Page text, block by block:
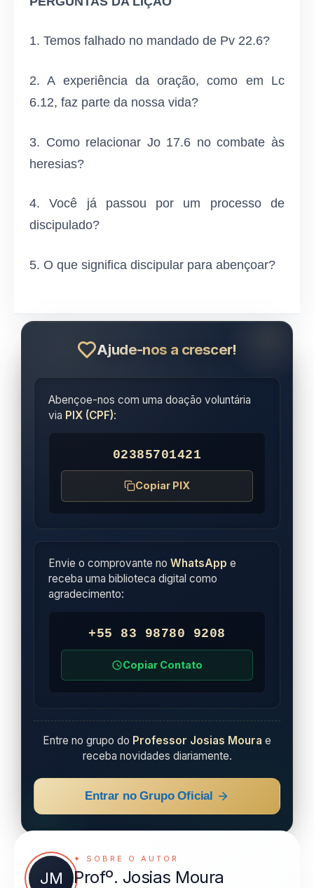
1. Temos falhado no mandado de Pv 22.6?
2. A experiência da oração, como em Lc
6.12, faz parte da nossa vida?
3. Como relacionar Jo 17.6 no combate às
heresias?
4. Você já passou por um processo de
discipulado?
5. O que significa discipular para abençoar?
Ajude-nos a crescer!
Abençoe-nos com uma doação voluntária
via PIX (CPF):
02385701421
Copiar PIX
Envie o comprovante noWhatsApp e
receba uma biblioteca digital como
agradecimento:
+55 83 98780 9208
Copiar Contato
Entre no grupo do Professor Josias Moura e
receba novidades diariamente.
Entrar no Grupo Oficial
JM
✦ SOBRE O AUTOR
Profº. Josias Moura